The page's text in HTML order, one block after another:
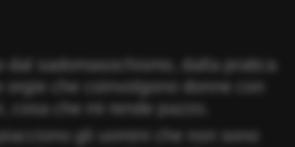
dal sadomasochismo, dalla pratica
orgie che coinvolgono donne con
cosa che mi rende pazzo.
gli uomini che non sono